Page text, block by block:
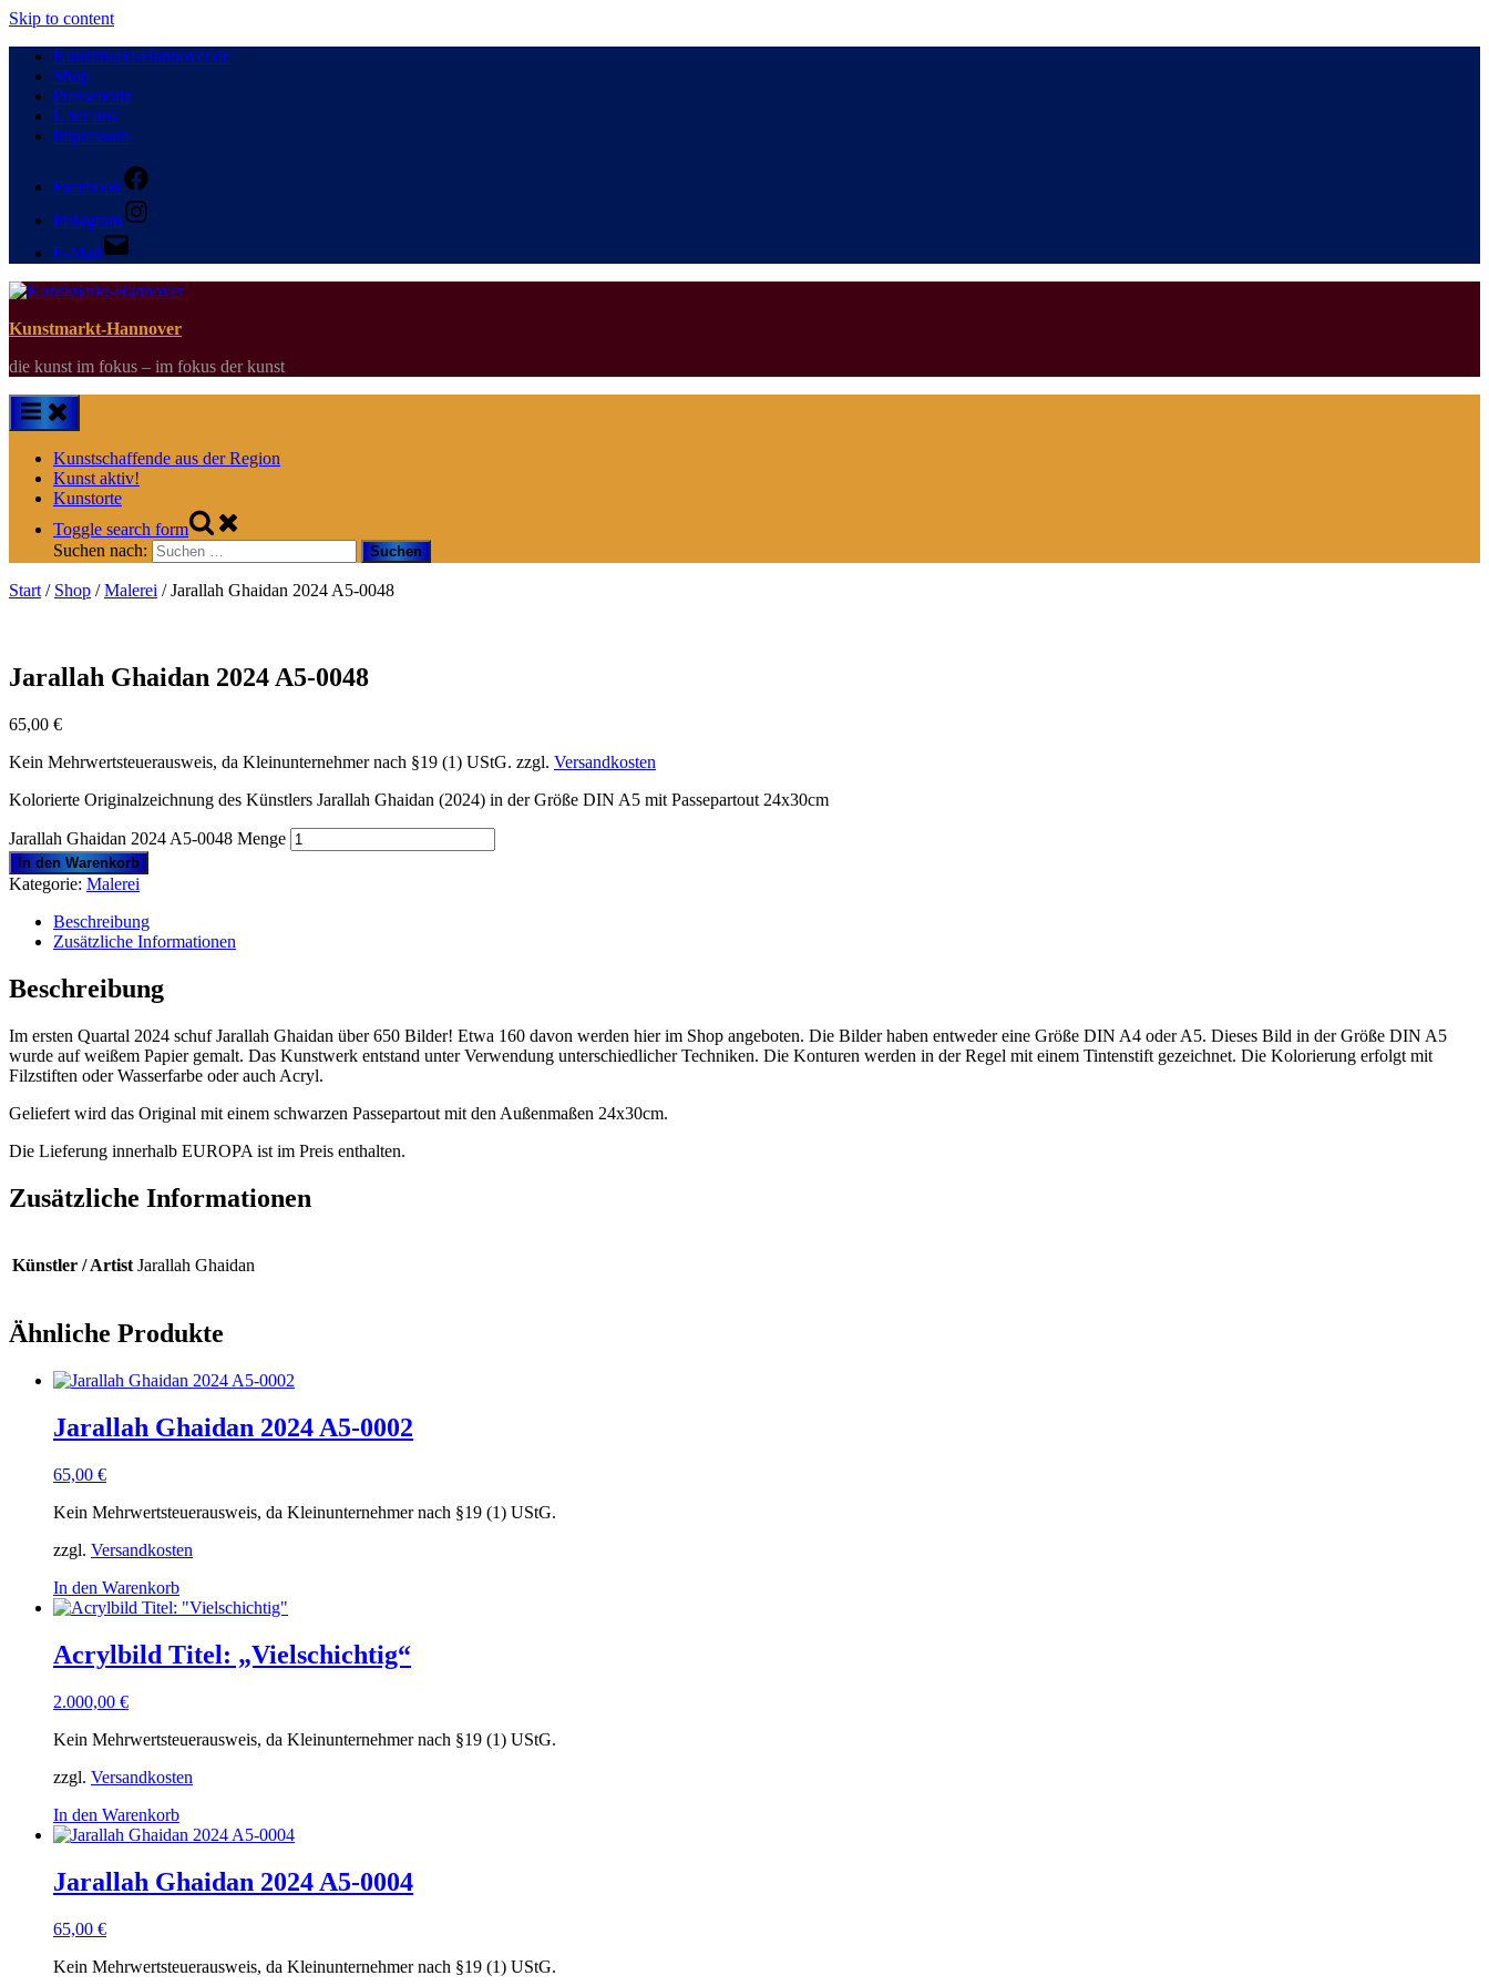
Skip to content
Kunstmarkt-Hannover.de
Shop
Pressenotiz
Über uns
Impressum
Facebook
Instagram
E-Mail
Kunstmarkt-Hannover
die kunst im fokus – im fokus der kunst
Kunstschaffende aus der Region
Kunst aktiv!
Kunstorte
Toggle search form
Suchen nach:
Start / Shop /Malerei / Jarallah Ghaidan 2024 A5-0048
Jarallah Ghaidan 2024 A5-0048
65,00 €
Kein Mehrwertsteuerausweis, da Kleinunternehmer nach §19 (1) UStG. zzgl. Versandkosten
Kolorierte Originalzeichnung des Künstlers Jarallah Ghaidan (2024) in der Größe DIN A5 mit Passepartout 24x30cm
Jarallah Ghaidan 2024 A5-0048 Menge
In den Warenkorb
Kategorie: Malerei
Beschreibung
Zusätzliche Informationen
Beschreibung
Im ersten Quartal 2024 schuf Jarallah Ghaidan über 650 Bilder! Etwa 160 davon werden hier im Shop angeboten. Die Bilder haben entweder eine Größe DIN A4 oder A5. Dieses Bild in der Größe DIN A5
wurde auf weißem Papier gemalt. Das Kunstwerk entstand unter Verwendung unterschiedlicher Techniken. Die Konturen werden in der Regel mit einem Tintenstift gezeichnet. Die Kolorierung erfolgt mit
Filzstiften oder Wasserfarbe oder auch Acryl.
Geliefert wird das Original mit einem schwarzen Passepartout mit den Außenmaßen 24x30cm.
Die Lieferung innerhalb EUROPA ist im Preis enthalten.
Zusätzliche Informationen
Künstler / Artist Jarallah Ghaidan
Ähnliche Produkte
Jarallah Ghaidan 2024 A5-0002
65,00 €
Kein Mehrwertsteuerausweis, da Kleinunternehmer nach §19 (1) UStG.
zzgl. Versandkosten
In den Warenkorb
Acrylbild Titel: „Vielschichtig“
2.000,00 €
Kein Mehrwertsteuerausweis, da Kleinunternehmer nach §19 (1) UStG.
zzgl. Versandkosten
In den Warenkorb
Jarallah Ghaidan 2024 A5-0004
65,00 €
Kein Mehrwertsteuerausweis, da Kleinunternehmer nach §19 (1) UStG.